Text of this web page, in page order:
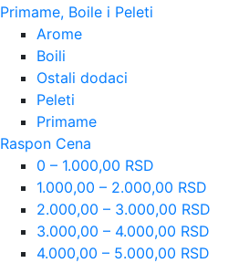
Primame, Boile i Peleti
Arome
Boili
Ostali dodaci
Peleti
Primame
Raspon Cena
0 – 1.000,00 RSD
1.000,00 – 2.000,00 RSD
2.000,00 – 3.000,00 RSD
3.000,00 – 4.000,00 RSD
4.000,00 – 5.000,00 RSD